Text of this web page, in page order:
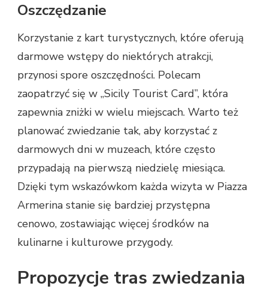
Oszczędzanie
Korzystanie z kart turystycznych, które oferują
darmowe wstępy do niektórych atrakcji,
przynosi spore oszczędności. Polecam
zaopatrzyć się w „Sicily Tourist Card”, która
zapewnia zniżki w wielu miejscach. Warto też
planować zwiedzanie tak, aby korzystać z
darmowych dni w muzeach, które często
przypadają na pierwszą niedzielę miesiąca.
Dzięki tym wskazówkom każda wizyta w Piazza
Armerina stanie się bardziej przystępna
cenowo, zostawiając więcej środków na
kulinarne i kulturowe przygody.
Propozycje tras zwiedzania